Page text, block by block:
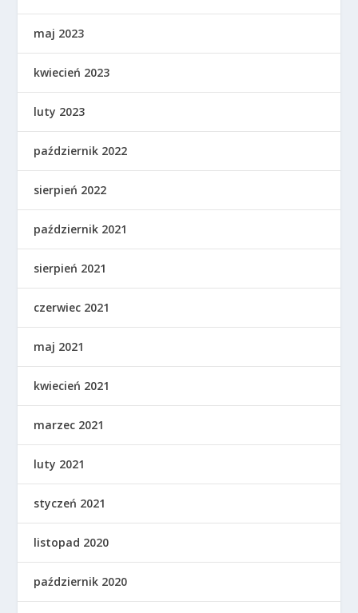
maj 2023
kwiecień 2023
luty 2023
październik 2022
sierpień 2022
październik 2021
sierpień 2021
czerwiec 2021
maj 2021
kwiecień 2021
marzec 2021
luty 2021
styczeń 2021
listopad 2020
październik 2020